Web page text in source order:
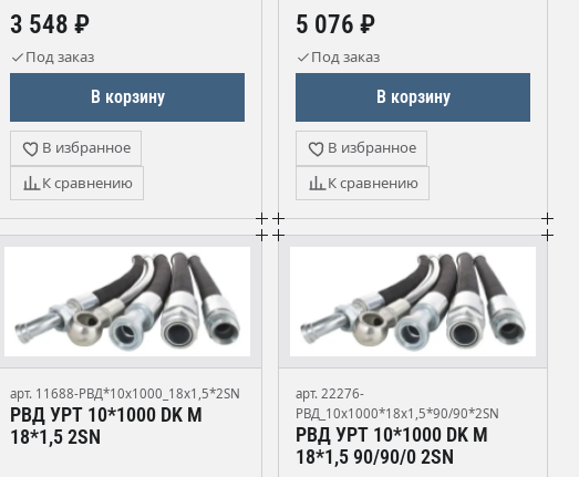
3 548 ₽
Под заказ
В корзину
В избранное
К сравнению
5 076 ₽
Под заказ
В корзину
В избранное
К сравнению
арт. 11688-РВД*10х1000_18х1,5*2SN
РВД УРТ 10*1000 DK М
18*1,5 2SN
арт. 22276-
РВД_10х1000*18х1,5*90/90*2SN
РВД УРТ 10*1000 DK М
18*1,5 90/90/0 2SN